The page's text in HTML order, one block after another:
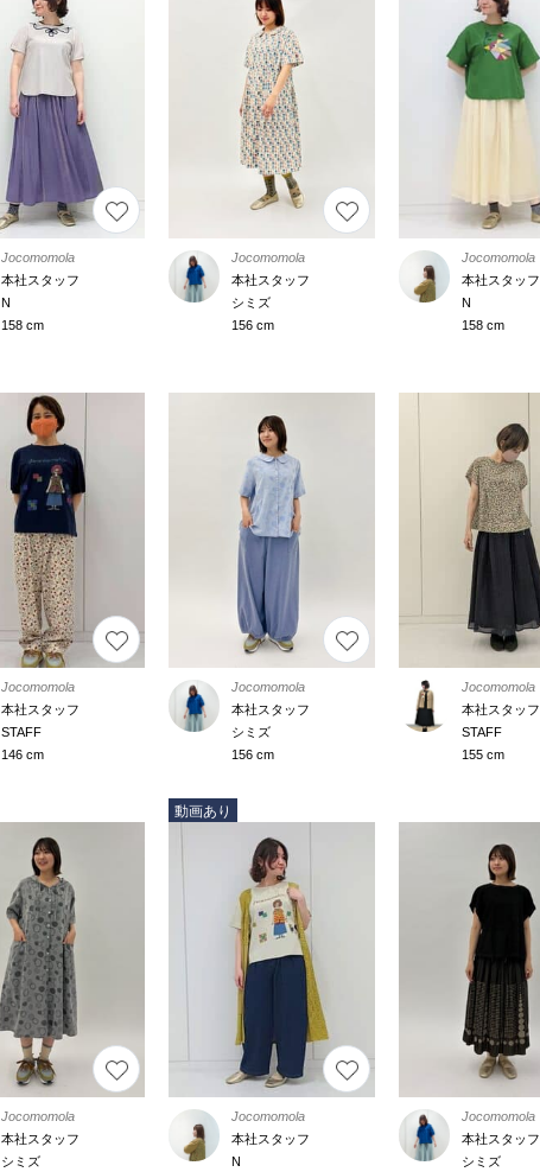
Jocomomola
本社スタッフ
N
158 cm
Jocomomola
本社スタッフ
シミズ
156 cm
Jocomomola
本社スタッフ
N
158 cm
Jocomomola
本社スタッフ
STAFF
146 cm
Jocomomola
本社スタッフ
シミズ
156 cm
Jocomomola
本社スタッフ
STAFF
155 cm
Jocomomola
本社スタッフ
シミズ
動画あり
Jocomomola
本社スタッフ
N
Jocomomola
本社スタッフ
シミズ